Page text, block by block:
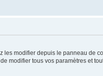
modifier depuis le panneau de
modifier tous vos paramètres et